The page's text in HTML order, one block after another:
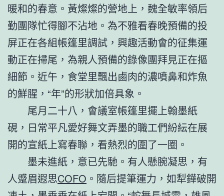
暖和的春意。黃燦燦的營地上，魏全敏率領后
勤團隊忙得腳不沾地。為不雅看春晚預備的投
屏正在各組帳篷里調試，興趣活動會的征集運
動正在掃尾，為親人預備的錄像團拜見正在摳
細節。近午，食堂里飄出鹵肉的濃噴鼻和炸魚
的鮮腥，“年”的形狀加倍具象。
尾月二十八，會議室帳篷里擺上翰墨紙
硯，日常平凡愛好舞文弄墨的職工們紛紜在展
開的宣紙上寫春聯，看熱烈的圍了一圈。
墨未進紙，意已先馳。有人懸腕凝思，有
人蹙眉遐思COFO 。隨后提筆運力，如犁鏵破開